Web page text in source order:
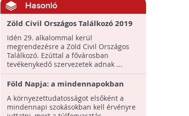
Hasonló
Zöld Civil Országos Találkozó 2019
Idén 29. alkalommal kerül
megrendezésre a Zöld Civil Országos
Találkozó. Ezúttal a fővárosban
tevékenykedő szervezetek adnak ...
Föld Napja: a mindennapokban
kell kezdeni a
környezettudatosságot
A környezettudatosságot elsőként a
mindennapi szokásokban kell érvényre